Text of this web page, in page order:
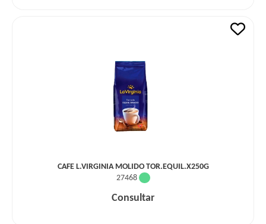
CAFE L.VIRGINIA MOLIDO TOR.EQUIL.X250G
27468
Consultar